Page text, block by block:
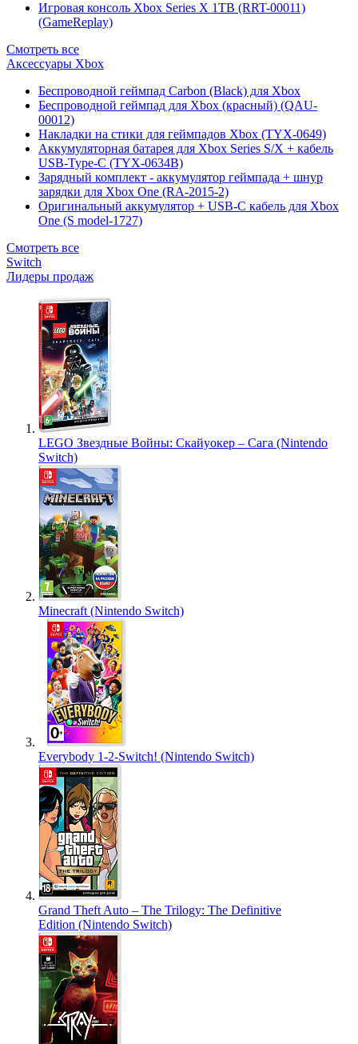
Игровая консоль Xbox Series X 1TB (RRT-00011)
(GameReplay)
Смотреть все
Аксессуары Xbox
Беспроводной геймпад Carbon (Black) для Xbox
Беспроводной геймпад для Xbox (красный) (QAU-
00012)
Накладки на стики для геймпадов Xbox (TYX-0649)
Аккумуляторная батарея для Xbox Series S/X + кабель
USB-Type-C (TYX-0634B)
Зарядный комплект - аккумулятор геймпада + шнур
зарядки для Xbox One (RA-2015-2)
Оригинальный аккумулятор + USB-C кабель для Xbox
One (S model-1727)
Смотреть все
Switch
Лидеры продаж
LEGO Звездные Войны: Скайуокер – Сага (Nintendo
Switch)
Minecraft (Nintendo Switch)
Everybody 1-2-Switch! (Nintendo Switch)
Grand Theft Auto – The Trilogy: The Definitive
Edition (Nintendo Switch)